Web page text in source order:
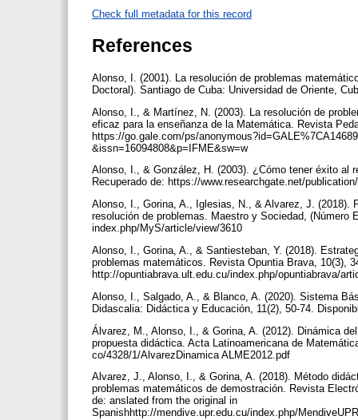
Check full metadata for this record
References
Alonso, I. (2001). La resolución de problemas
Doctoral). Santiago de Cuba: Universidad de Oriente,
Alonso, I., & Martínez, N. (2003). La resolución de
eficaz para la enseñanza de la Matemática. Revista
https://go.gale.com/ps/
&issn=16094808&p=IFME&sw=w
Alonso, I., & González, H. (2003). ¿Cómo tener éxito al
Recuperado de: https://www.researchgate.net/
Alonso, I., Gorina, A., Iglesias, N., & Alvarez, J. (2018).
resolución de problemas. Maestro y Sociedad,
index.php/MyS/article/view/3610
Alonso, I., Gorina, A., & Santiesteban, Y. (2018).
problemas matemáticos. Revista Opuntia Brava, 10(3),
http://opuntiabrava.ult.edu.cu/index.php/opuntiabrava/
Alonso, I., Salgado, A., & Blanco, A. (2020). Sistema
Didascalia: Didáctica y Educación, 11(2), 50-74.
Álvarez, M., Alonso, I., & Gorina, A. (2012). Dinámica
propuesta didáctica. Acta Latinoamericana de
co/4328/1/AlvarezDinamica ALME2012.pdf
Alvarez, J., Alonso, I., & Gorina, A. (2018). Método
problemas matemáticos de demostración. Revista
de: anslated from the original in
Spanishhttp://mendive.upr.edu.cu/index.php/